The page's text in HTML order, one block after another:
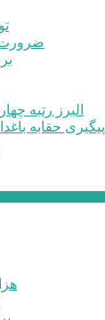
ضرورت
البرز رتبه چهارم
پیگیری حقابه
۶۰